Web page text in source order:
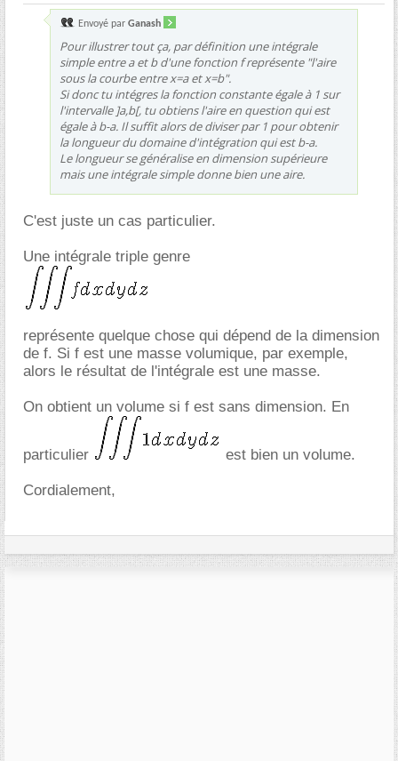
Envoyé par Ganash
Pour illustrer tout ça, par définition une intégrale
simple entre a et b d'une fonction f représente "l'aire
sous la courbe entre x=a et x=b".
Si donc tu intégres la fonction constante égale à 1 sur
l'intervalle ]a,b[, tu obtiens l'aire en question qui est
égale à b-a. Il suffit alors de diviser par 1 pour obtenir
la longueur du domaine d'intégration qui est b-a.
Le longueur se généralise en dimension supérieure
mais une intégrale simple donne bien une aire.
C'est juste un cas particulier.
Une intégrale triple genre
représente quelque chose qui dépend de la dimension
de f. Si f est une masse volumique, par exemple,
alors le résultat de l'intégrale est une masse.
On obtient un volume si f est sans dimension. En
particulier est bien un volume.
Cordialement,